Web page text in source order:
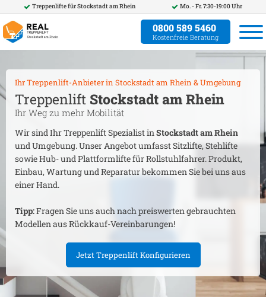
Treppenlifte fürStockstadt am Rhein Mo. - Fr. 7:30-19:00 Uhr
0800 589 5460
Kostenfreie Beratung
Ihr Treppenlift-Anbieter in Stockstadt am Rhein & Umgebung
Treppenlift Stockstadt am Rhein
Ihr Weg zu mehr Mobilität
Wir sind Ihr Treppenlift Spezialist inStockstadt am Rhein
und Umgebung. Unser Angebot umfasst Sitzlifte, Stehlifte
sowie Hub- und Plattformlifte für Rollstuhlfahrer. Produkt,
Einbau, Wartung und Reparatur bekommen Sie bei uns aus
einer Hand.
Tipp:Fragen Sie uns auch nach preiswerten gebrauchten
Modellen aus Rückkauf-Vereinbarungen!
Jetzt Treppenlift Konfigurieren